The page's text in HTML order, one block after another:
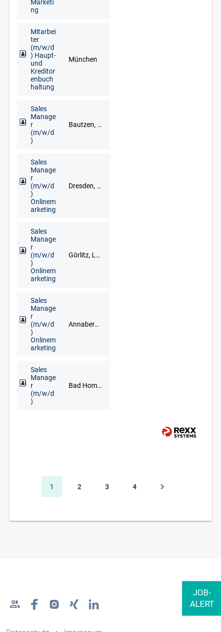
Marketi
ng
Mitarbei
ter
(m/w/d
) Haupt-
und
Kreditor
enbuch
haltung
München
Sales
Manage
r
(m/w/d
)
Bautzen, Chemnitz, Dresden, Freiberg, Gera, Görlitz, Meißen, Mittweida, Pirna, Plauen, Zwickau
Sales
Manage
r
(m/w/d
)
Onlinem
arketing
Dresden, Glauchau, Limbach-Oberfrohna, Meerane, Plauen, Zwickau
Sales
Manage
r
(m/w/d
)
Onlinem
arketing
Görlitz, Löbau, Zittau
Sales
Manage
r
(m/w/d
)
Onlinem
arketing
Annaberg-Buchholz, Marienberg, Schwarzenberg/Erzgebirge
Sales
Manage
r
(m/w/d
)
Bad Homburg, Darmstadt, Frankfurt am Main, Hanau, Limburg an der Lahn, Mainz, Neu-Isenburg, Offenbach am Main, Rüsselsheim, Wiesbaden
1 2 3 4